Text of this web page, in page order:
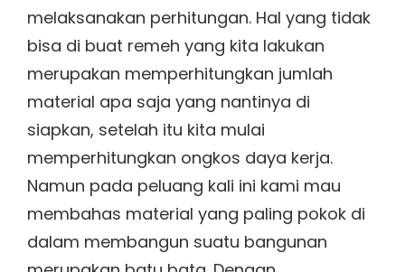
melaksanakan perhitungan. Hal yang tidak
bisa di buat remeh yang kita lakukan
merupakan memperhitungkan jumlah
material apa saja yang nantinya di
siapkan, setelah itu kita mulai
memperhitungkan ongkos daya kerja.
Namun pada peluang kali ini kami mau
membahas material yang paling pokok di
dalam membangun suatu bangunan